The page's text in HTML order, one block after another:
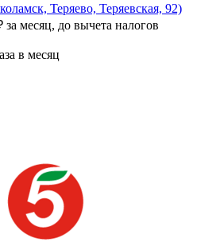
Теряево, Теряевская, 92)
за месяц, до вычета налогов
в месяц